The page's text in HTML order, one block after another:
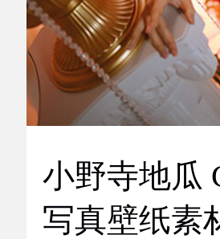
小野寺地瓜
写真壁纸素